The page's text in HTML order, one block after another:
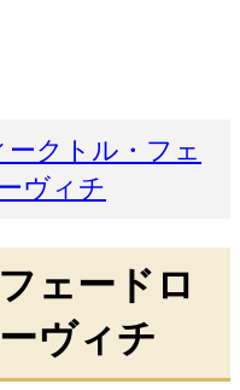
ークトル・フェ
ヴィチ
ェードロ
ヴィチ